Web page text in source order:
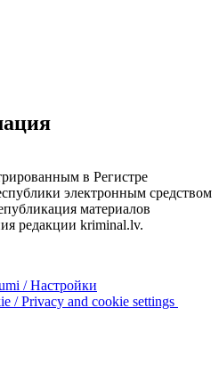
в Регистре
электронным средством
материалов
редакции kriminal.lv.
/ Настройки
/ Privacy and cookie settings